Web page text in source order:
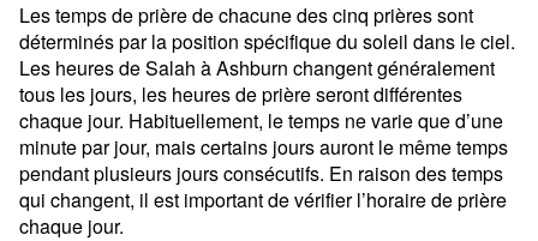
Les temps de prière de chacune des cinq prières sont
déterminés par la position spécifique du soleil dans le ciel.
Les heures de Salah à Ashburn changent généralement
tous les jours, les heures de prière seront différentes
chaque jour. Habituellement, le temps ne varie que d’une
minute par jour, mais certains jours auront le même temps
pendant plusieurs jours consécutifs. En raison des temps
qui changent, il est important de vérifier l’horaire de prière
chaque jour.